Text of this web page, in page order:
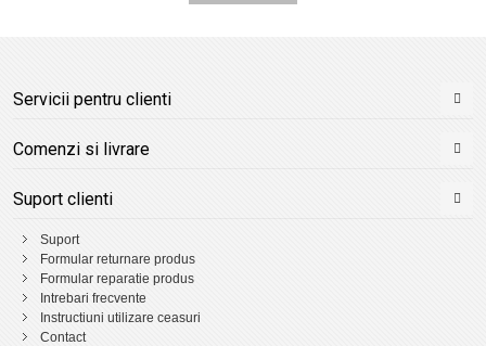
Servicii pentru clienti
Comenzi si livrare
Suport clienti
Suport
Formular returnare produs
Formular reparatie produs
Intrebari frecvente
Instructiuni utilizare ceasuri
Contact